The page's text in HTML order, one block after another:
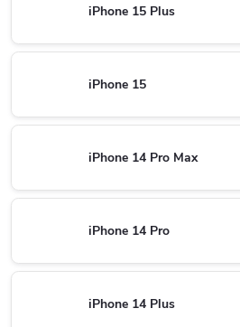
iPhone 15 Plus
iPhone 15
iPhone 14 Pro Max
iPhone 14 Pro
iPhone 14 Plus